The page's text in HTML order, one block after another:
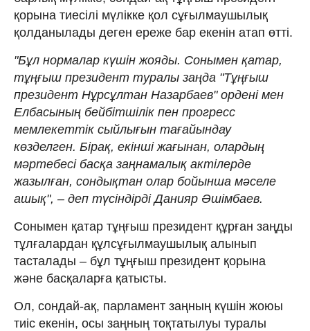
қорына тиесілі мүлікке қол сұғылмаушылық
қолданылады деген ереже бар екенін атап өтті.
"Бұл нормалар күшін жояды. Сонымен қатар,
тұңғыш президент туралы заңда "Тұңғыш
президент Нұрсұлтан Назарбаев" ордені мен
Елбасының бейбітшілік пен прогресс
мемлекеттік сыйлығын тағайындау
көзделген. Бірақ, екінші жағынан, олардың
мәртебесі басқа заңнамалық актілерде
жазылған, сондықтан олар бойынша мәселе
ашық", – деп түсіндірді Данияр Әшімбаев.
Сонымен қатар тұңғыш президент құрған заңды
тұлғалардан құлсұғылмаушылық алынып
тасталады – бұл тұңғыш президент қорына
және басқаларға қатысты.
Ол, сондай-ақ, парламент заңның күшін жоюы
тиіс екенін, осы заңның тоқтатылуы туралы